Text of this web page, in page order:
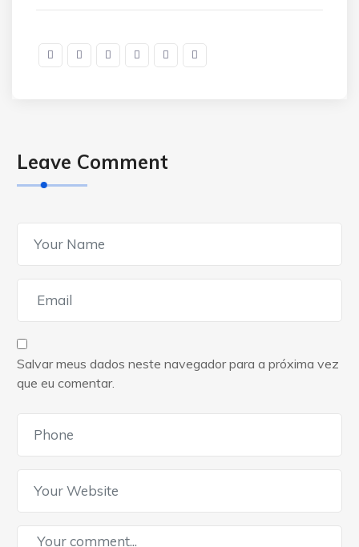
Leave Comment
Salvar meus dados neste navegador para a próxima vez
que eu comentar.